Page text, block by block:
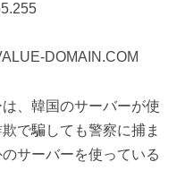
DOMAIN.COM
、韓国のサーバーが使
で騙しても警察に捕ま
サーバーを使っている